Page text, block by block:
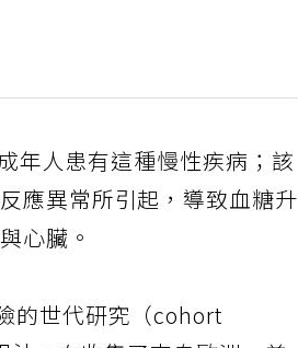
年人患有這種慢性疾病；該
應異常所引起，導致血糖升
心臟。
的世代研究（cohort